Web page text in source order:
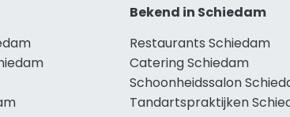
Bekend in Schiedam
Restaurants Schiedam
Catering Schiedam
Schoonheidssalon
Tandartspraktijken